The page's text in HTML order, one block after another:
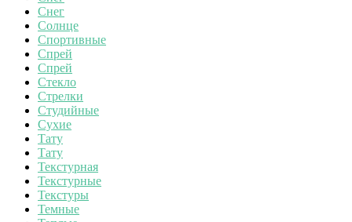
Снег
Солнце
Спортивные
Спрей
Спрей
Стекло
Стрелки
Студийные
Сухие
Тату
Тату
Текстурная
Текстурные
Текстуры
Темные